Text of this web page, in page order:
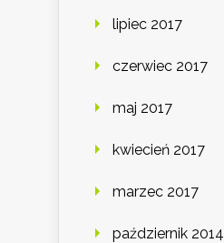
lipiec 2017
czerwiec 2017
maj 2017
kwiecień 2017
marzec 2017
październik 2014